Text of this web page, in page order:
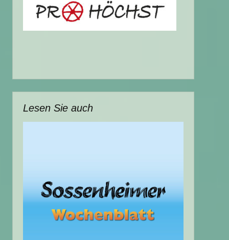
Lesen Sie auch